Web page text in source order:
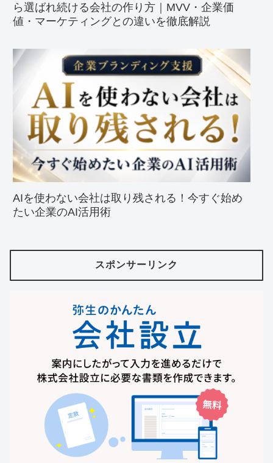
ら選ばれ続ける会社の作り方｜MVV・企業価
値・マーケティングとの違いを徹底解説
AIを使わない会社は取り残される！今すぐ始め
たい企業のAI活用術
スポンサーリンク